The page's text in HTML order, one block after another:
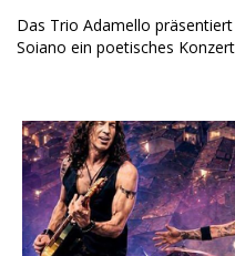
Das Trio Adamello
Soiano ein poetisches